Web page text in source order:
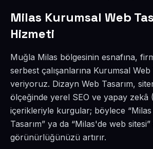
Milas Kurumsal Web
Hizmeti
Muğla Milas bölgesinin esnafına,
serbest çalışanlarına Kurumsal Web
veriyoruz. Dizayn Web Tasarım,
ölçeğinde yerel SEO ve yapay zekâ
içerikleriyle kurgular; böylece
Tasarım” ya da “Milas'de web
görünürlüğünüzü artırır.